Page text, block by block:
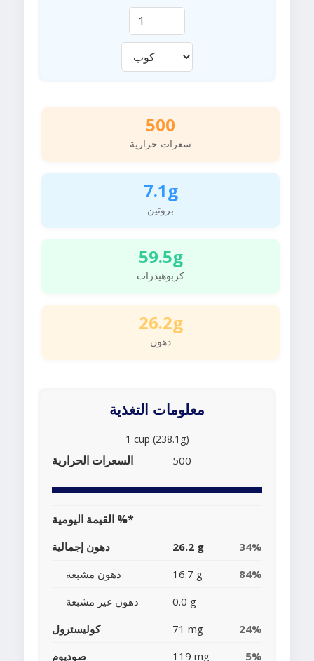
500
سعرات حرارية
7.1g
بروتين
59.5g
كربوهيدرات
26.2g
دهون
معلومات التغذية
1 cup (238.1g)
السعرات الحرارية 500
القيمة اليومية %*
دهون إجمالية 26.2 g
34%
دهون مشبعة
16.7 g
84%
دهون غير مشبعة
0.0 g
كوليسترول
71 mg
24%
صوديوم
119 mg 5%